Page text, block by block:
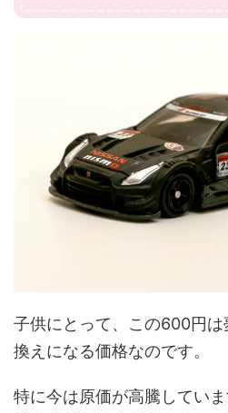
子供にとって、この600円は
換えになる価格なのです。
特に今は原価が高騰していま